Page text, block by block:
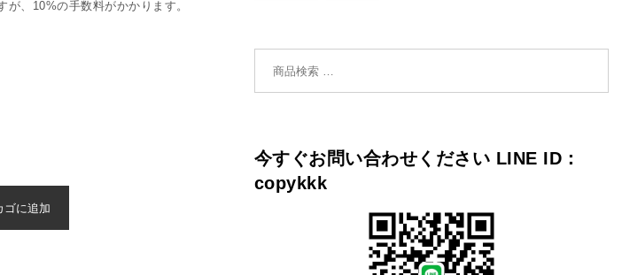
が、10%の手数料がかかります。
ゴに追加
今すぐお問い合わせください LINE ID：
copykkk